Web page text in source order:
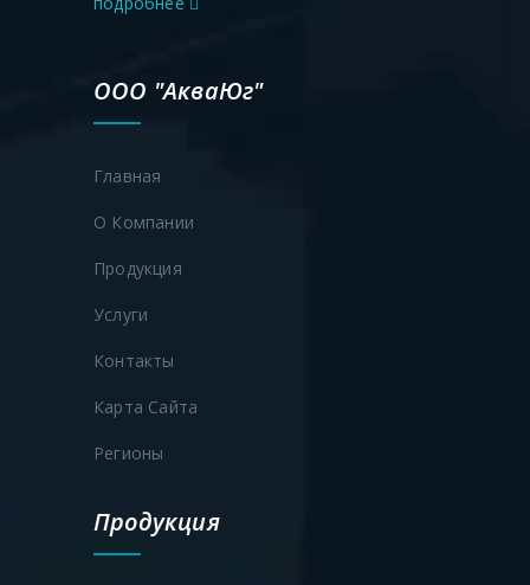
ООО "АкваЮг"
Главная
О Компании
Продукция
Услуги
Контакты
Карта Сайта
Регионы
Продукция